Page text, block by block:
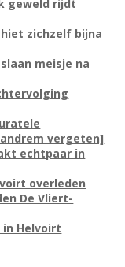
geweld rijdt
zichzelf bijna
meisje na
vergeten]
echtpaar in
overleden
De Vliert-
Helvoirt